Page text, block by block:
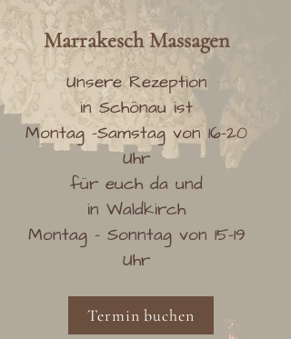
MarrakeschMassagen
Unsere Rezeption
in Schönau ist
Montag -Samstag von 16-20
Uhr
für euch da und
in Waldkirch
Montag - Sonntag von 15-19
Uhr
Termin buchen